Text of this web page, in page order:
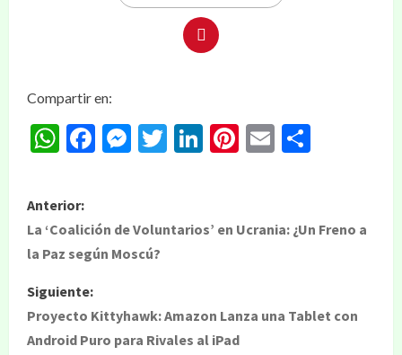
Compartir en:
WhatsApp
Facebook
Messenger
Twitter
LinkedIn
Pinterest
Email
Anterior:
La ‘Coalición de Voluntarios’ en Ucrania: ¿Un Freno a
la Paz según Moscú?
Siguiente:
Proyecto Kittyhawk: Amazon Lanza una Tablet con
Android Puro para Rivales al iPad